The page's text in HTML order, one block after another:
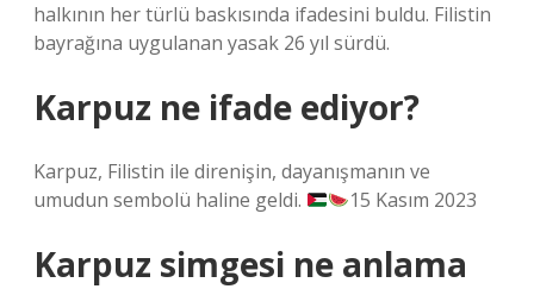
halkının her türlü baskısında ifadesini buldu. Filistin
bayrağına uygulanan yasak 26 yıl sürdü.
Karpuz ne ifade ediyor?
Karpuz, Filistin ile direnişin, dayanışmanın ve
umudun sembolü haline geldi.
15 Kasım 2023
Karpuz simgesi ne anlama